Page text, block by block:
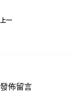
上一
發佈留言